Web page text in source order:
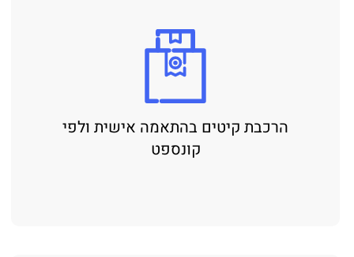
הרכבת קיטים בהתאמה אישית ולפי
קונספט